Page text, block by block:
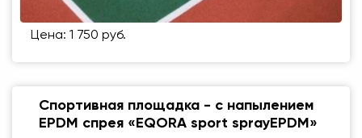
Цена: 1 750 руб.
Спортивная площадка - с напылением
EPDM спрея «EQORA sport sprayEPDM»